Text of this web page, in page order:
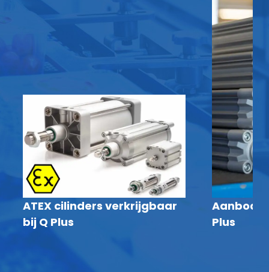
ATEX cilinders verkrijgbaar
bij Q Plus
Aanbod
Plus